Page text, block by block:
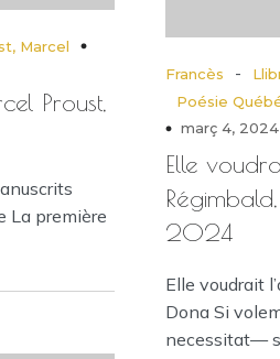
Marcel
Proust,
La première
Francès -
Poésie
març 4, 2024
Elle
2024
Elle voudrait
Dona Si
necessitat—